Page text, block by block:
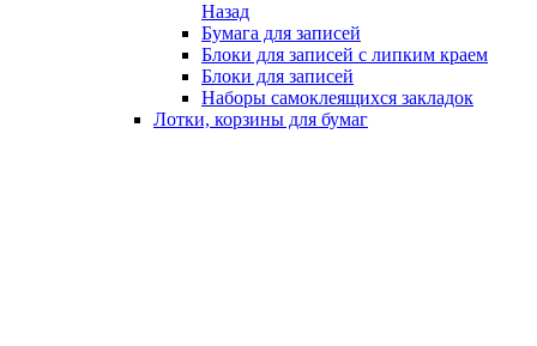
Назад
Бумага для записей
Блоки для записей с липким краем
Блоки для записей
Наборы самоклеящихся закладок
Лотки, корзины для бумаг